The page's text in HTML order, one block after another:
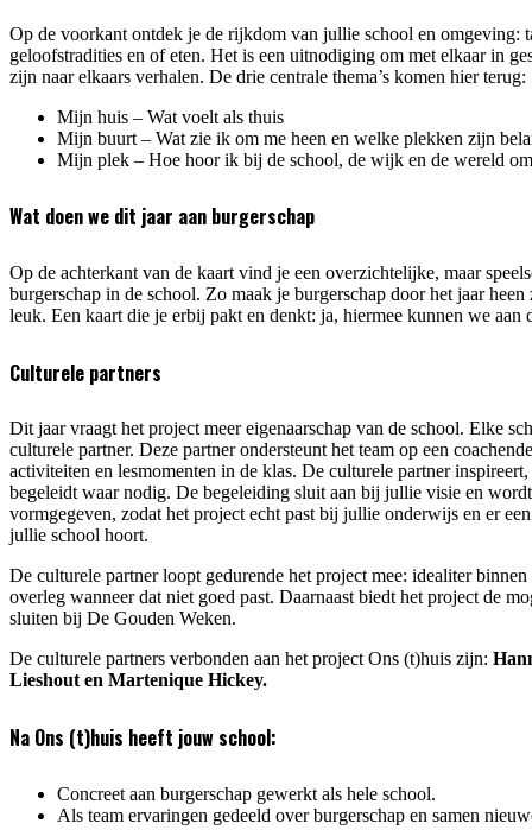
Op de voorkant ontdek je de rijkdom van jullie school en omgeving:
geloofstradities en of eten. Het is een uitnodiging om met elkaar in
zijn naar elkaars verhalen. De drie centrale thema’s komen hier terug:
Mijn huis – Wat voelt als thuis
Mijn buurt – Wat zie ik om me heen en welke plekken zijn
Mijn plek – Hoe hoor ik bij de school, de wijk en de wereld
Wat doen we dit jaar aan burgerschap
Op de achterkant van de kaart vind je een overzichtelijke, maar
burgerschap in de school. Zo maak je burgerschap door het jaar
leuk. Een kaart die je erbij pakt en denkt: ja, hiermee kunnen we aan
Culturele partners
Dit jaar vraagt het project meer eigenaarschap van de school. Elke
culturele partner. Deze partner ondersteunt het team op een
activiteiten en lesmomenten in de klas. De culturele partner
begeleidt waar nodig. De begeleiding sluit aan bij jullie visie en
vormgegeven, zodat het project echt past bij jullie onderwijs en er
jullie school hoort.
De culturele partner loopt gedurende het project mee: idealiter
overleg wanneer dat niet goed past. Daarnaast biedt het project de
sluiten bij De Gouden Weken.
De culturele partners verbonden aan het project Ons (t)huis zijn:
Lieshout en Martenique Hickey.
Na Ons (t)huis heeft jouw school:
Concreet aan burgerschap gewerkt als hele school.
Als team ervaringen gedeeld over burgerschap en samen